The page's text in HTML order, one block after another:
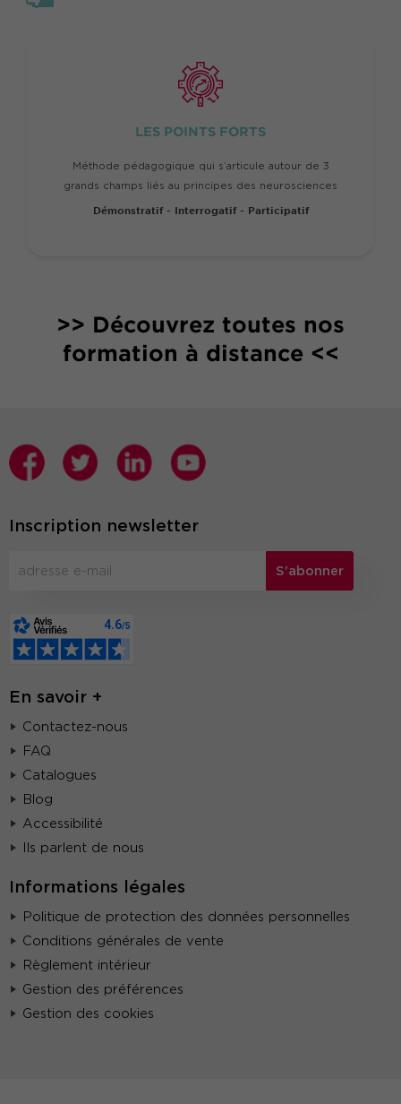
LES POINTS FORTS
Méthode pédagogique qui s’articule autour de 3
grands champs liés au principes des neurosciences
Démonstratif - Interrogatif - Participatif
>> Découvrez toutes nos
formation à distance <<
Inscription newsletter
S'abonner
En savoir +
Contactez-nous
FAQ
Catalogues
Blog
Accessibilité
Ils parlent de nous
Informations légales
Politique de protection des données personnelles
Conditions générales de vente
Règlement intérieur
Gestion des préférences
Gestion des cookies